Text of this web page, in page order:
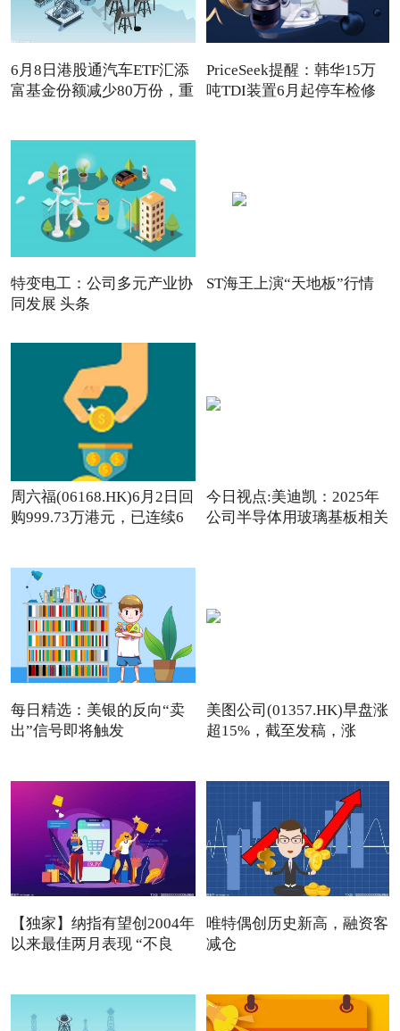
6月8日港股通汽车ETF汇添
富基金份额减少80万份，重
PriceSeek提醒：韩华15万
吨TDI装置6月起停车检修
特变电工：公司多元产业协
同发展 头条
ST海王上演“天地板”行情
周六福(06168.HK)6月2日回
购999.73万港元，已连续6
今日视点:美迪凯：2025年
公司半导体用玻璃基板相关
每日精选：美银的反向“卖
出”信号即将触发
美图公司(01357.HK)早盘涨
超15%，截至发稿，涨
【独家】纳指有望创2004年
以来最佳两月表现 “不良
唯特偶创历史新高，融资客
减仓